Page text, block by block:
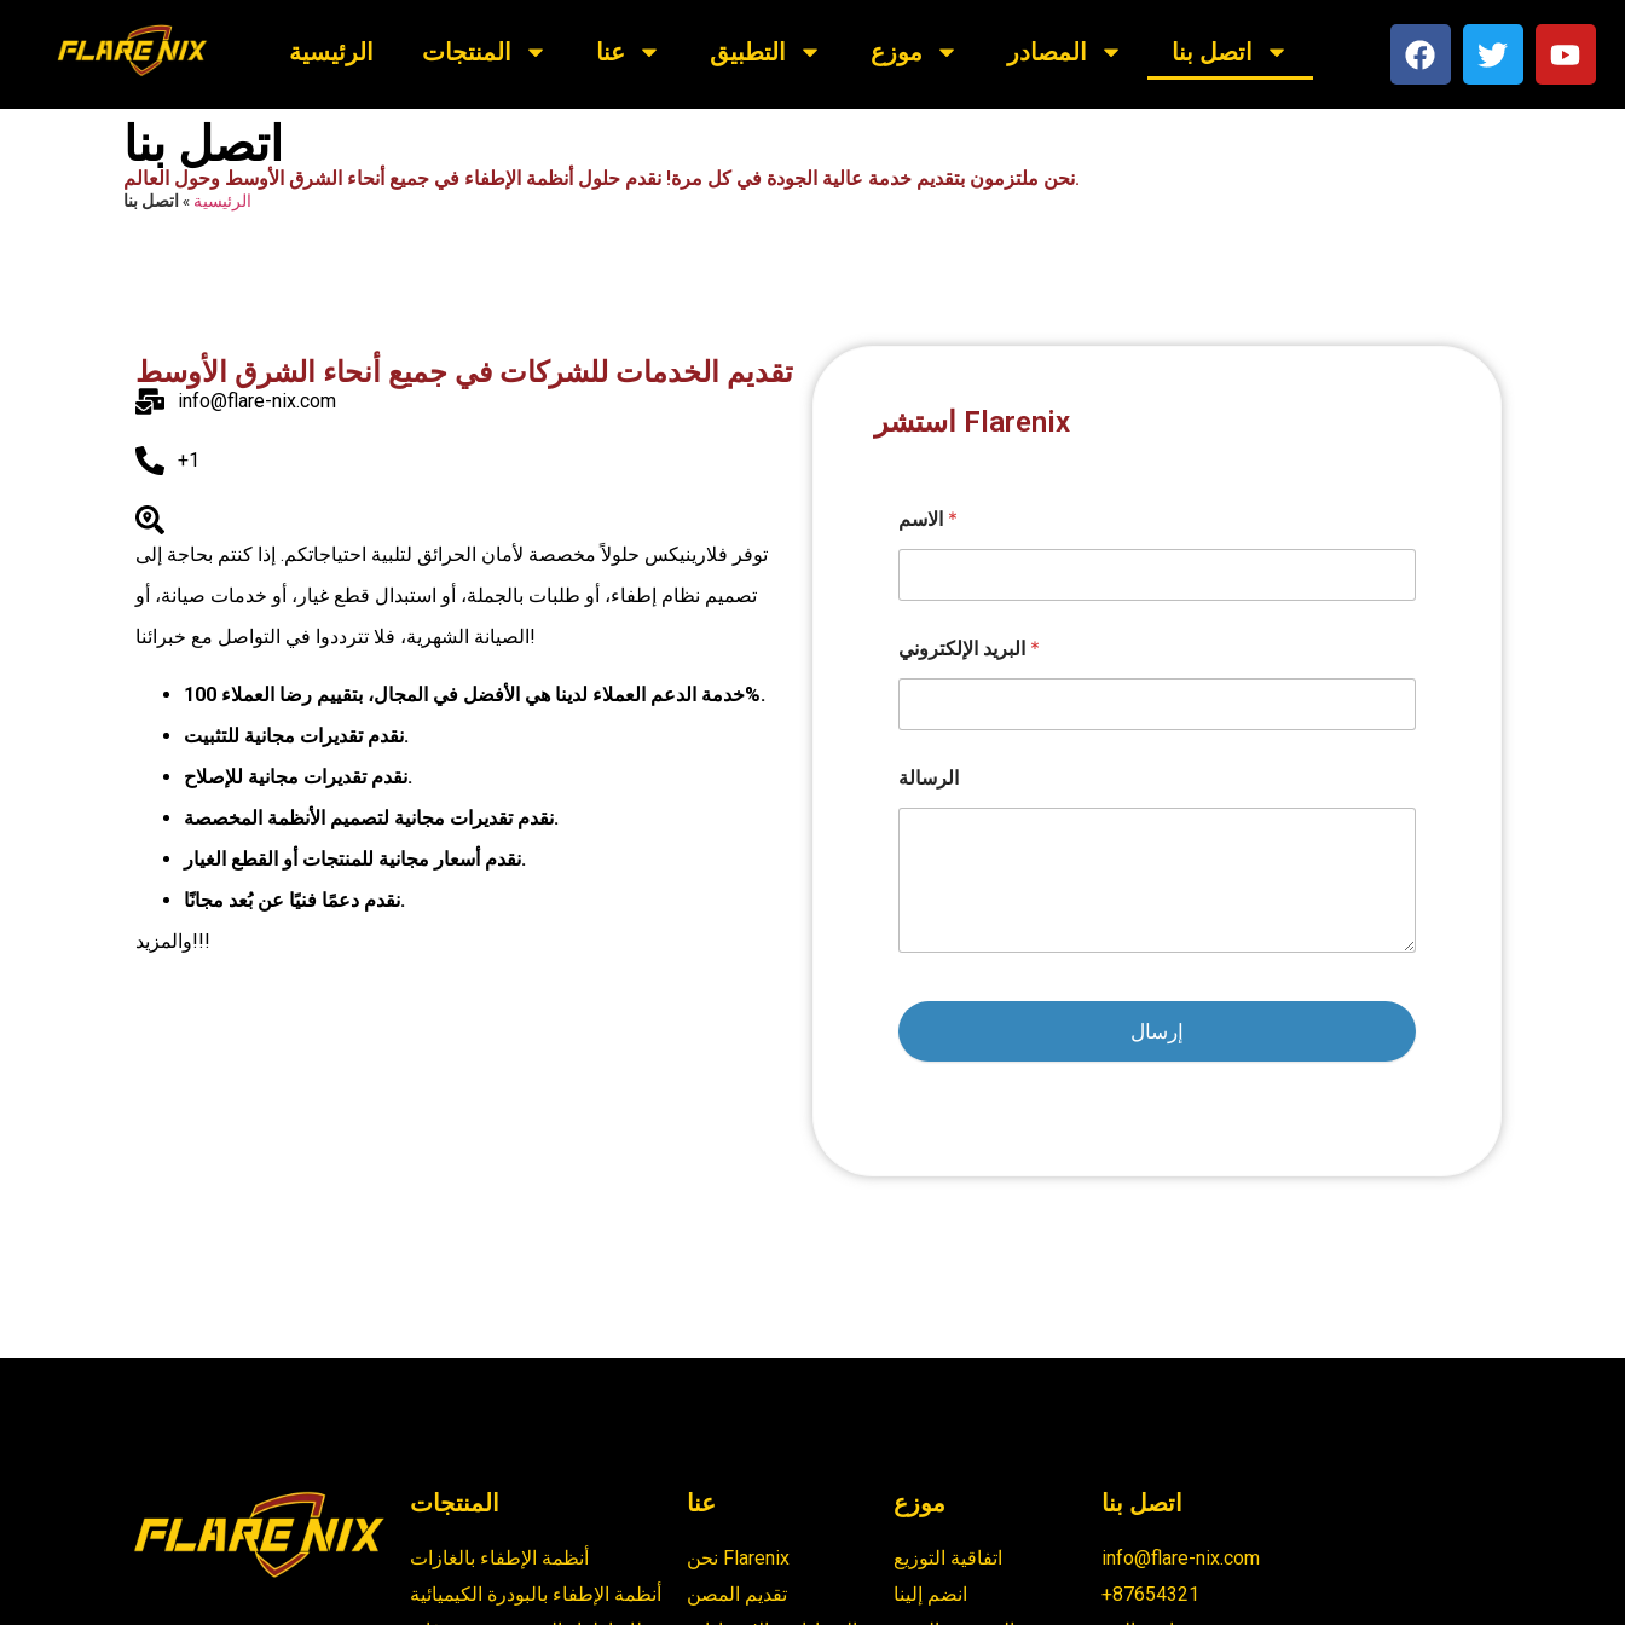
الرئيسية المنتجات عنا التطبيق موزع المصادر اتصل بنا
اتصل بنا
نحن ملتزمون بتقديم خدمة عالية الجودة في كل مرة! نقدم حلول أنظمة الإطفاء في جميع أنحاء الشرق الأوسط وحول العالم.
الرئيسية » اتصل بنا
تقديم الخدمات للشركات في جميع أنحاء الشرق الأوسط
info@flare-nix.com
+1
توفر فلارينيكس حلولاً مخصصة لأمان الحرائق لتلبية احتياجاتكم. إذا كنتم بحاجة إلى
تصميم نظام إطفاء، أو طلبات بالجملة، أو استبدال قطع غيار، أو خدمات صيانة، أو
الصيانة الشهرية، فلا تترددوا في التواصل مع خبرائنا!
خدمة الدعم العملاء لدينا هي الأفضل في المجال، بتقييم رضا العملاء100%.
نقدم تقديرات مجانية للتثبيت.
نقدم تقديرات مجانية للإصلاح.
نقدم تقديرات مجانية لتصميم الأنظمة المخصصة.
نقدم أسعار مجانية للمنتجات أو القطع الغيار.
نقدم دعمًا فنيًا عن بُعد مجانًا.
والمزيد!!!
استشر Flarenix
*
*
الرسالة
إرسال
المنتجات
أنظمة الإطفاء بالغازات
أنظمة الإطفاء بالبودرة الكيميائية
عنا
نحن Flarenix
تقديم المصن
موزع
اتفاقية التوزيع
انضم إلينا
اتصل بنا
info@flare-nix.com
+87654321